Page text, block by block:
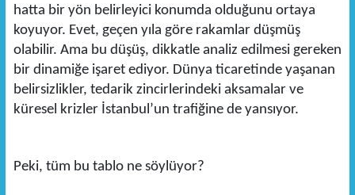
hatta bir yön belirleyici konumda olduğunu ortaya
koyuyor. Evet, geçen yıla göre rakamlar düşmüş
olabilir. Ama bu düşüş, dikkatle analiz edilmesi gereken
bir dinamiğe işaret ediyor. Dünya ticaretinde yaşanan
belirsizlikler, tedarik zincirlerindeki aksamalar ve
küresel krizler İstanbul’un trafiğine de yansıyor.
Peki, tüm bu tablo ne söylüyor?